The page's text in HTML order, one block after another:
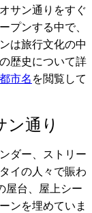
サン通りをすぐ
プンする中で、
は旅行文化の中
歴史について詳
市名 を閲覧して
ン通り
ダー、ストリー
イの人々で賑わ
屋台、屋上シー
ンを埋めていま